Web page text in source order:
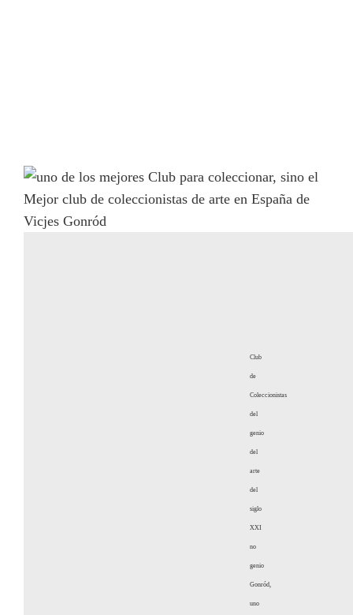
Club
de
Coleccionistas
del
genio
del
arte
del
siglo
XXI
no
genio
Gonród,
uno